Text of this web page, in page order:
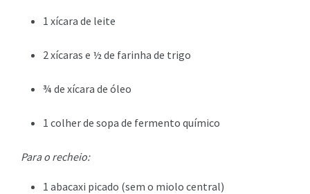
1 xícara de leite
2 xícaras e ½ de farinha de trigo
¾ de xícara de óleo
1 colher de sopa de fermento químico
Para o recheio:
1 abacaxi picado (sem o miolo central)